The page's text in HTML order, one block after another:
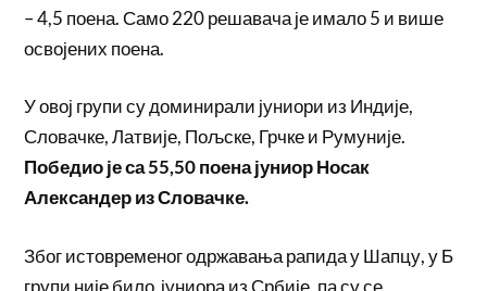
– 4,5 поена. Само 220 решавача је имало 5 и више
освојених поена.
У овој групи су доминирали јуниори из Индије,
Словачке, Латвије, Пољске, Грчке и Румуније.
Победио је са 55,50 поена јуниор Носак
Александер из Словачке.
Због истовременог одржавања рапида у Шапцу, у Б
групи није било јуниора из Србије, па су се